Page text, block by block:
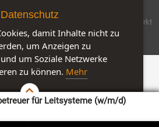
für Leitsysteme (w/m/d)
jeweiligen Firmen.
Software by IQ-Markt
damit Inhalte nicht zu
um Anzeigen zu
um Soziale Netzwerke
zu können. Mehr
Customise Cookies